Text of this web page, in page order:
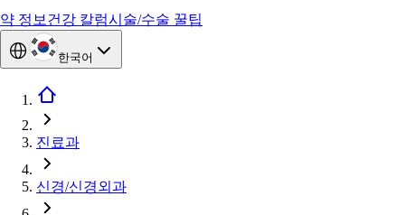
약 정보 건강 칼럼시술/수술 꿀팁
한국어
진료과
신경/신경외과